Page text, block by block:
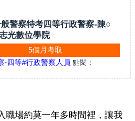
警察特考四等行政警察-陳○
光數位學院
5個月考取
-四等#行政警察人員 點閱：
場約莫一年多時間裡，讓我